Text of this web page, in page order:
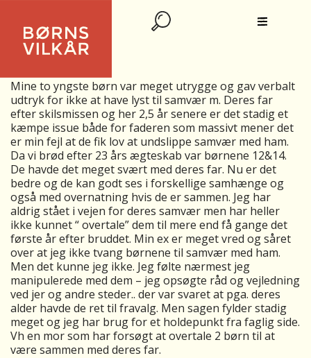
BØRNS RETTIGHEDER TIL AT VÆLGE/
FRAVÆLGE
Mine to yngste børn var meget utrygge og gav verbalt
udtryk for ikke at have lyst til samvær m. Deres far
efter skilsmissen og her 2,5 år senere er det stadig et
kæmpe issue både for faderen som massivt mener det
er min fejl at de fik lov at undslippe samvær med ham.
Da vi brød efter 23 års ægteskab var børnene 12&14.
De havde det meget svært med deres far. Nu er det
bedre og de kan godt ses i forskellige samhænge og
også med overnatning hvis de er sammen. Jeg har
aldrig stået i vejen for deres samvær men har heller
ikke kunnet “ overtale” dem til mere end få gange det
første år efter bruddet. Min ex er meget vred og såret
over at jeg ikke tvang børnene til samvær med ham.
Men det kunne jeg ikke. Jeg følte nærmest jeg
manipulerede med dem – jeg opsøgte råd og vejledning
ved jer og andre steder.. der var svaret at pga. deres
alder havde de ret til fravalg. Men sagen fylder stadig
meget og jeg har brug for et holdepunkt fra faglig side.
Vh en mor som har forsøgt at overtale 2 børn til at
være sammen med deres far.